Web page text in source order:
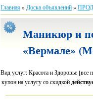
Главная» Доска объявлений»
Маникюр и
«Вермале»
Вид услуг: Красота и Здоровье [все
купон на услугу со скидкой